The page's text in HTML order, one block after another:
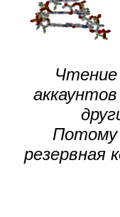
Чтение
через
Чтение
Потому
резервная